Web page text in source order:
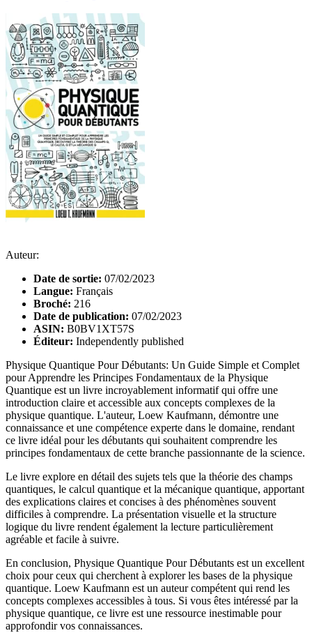
Auteur:
Date de sortie: 07/02/2023
Langue: Français
Broché: 216
Date de publication: 07/02/2023
ASIN: B0BV1XT57S
Éditeur: Independently published
Physique Quantique Pour Débutants: Un Guide Simple et Complet
pour Apprendre les Principes Fondamentaux de la Physique
Quantique est un livre incroyablement informatif qui offre une
introduction claire et accessible aux concepts complexes de la
physique quantique. L'auteur, Loew Kaufmann, démontre une
connaissance et une compétence experte dans le domaine, rendant
ce livre idéal pour les débutants qui souhaitent comprendre les
principes fondamentaux de cette branche passionnante de la science.
Le livre explore en détail des sujets tels que la théorie des champs
quantiques, le calcul quantique et la mécanique quantique, apportant
des explications claires et concises à des phénomènes souvent
difficiles à comprendre. La présentation visuelle et la structure
logique du livre rendent également la lecture particulièrement
agréable et facile à suivre.
En conclusion, Physique Quantique Pour Débutants est un excellent
choix pour ceux qui cherchent à explorer les bases de la physique
quantique. Loew Kaufmann est un auteur compétent qui rend les
concepts complexes accessibles à tous. Si vous êtes intéressé par la
physique quantique, ce livre est une ressource inestimable pour
approfondir vos connaissances.